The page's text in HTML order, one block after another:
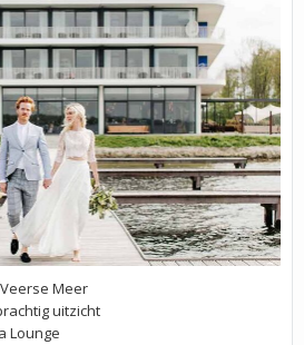
Meer
uitzicht
Lounge